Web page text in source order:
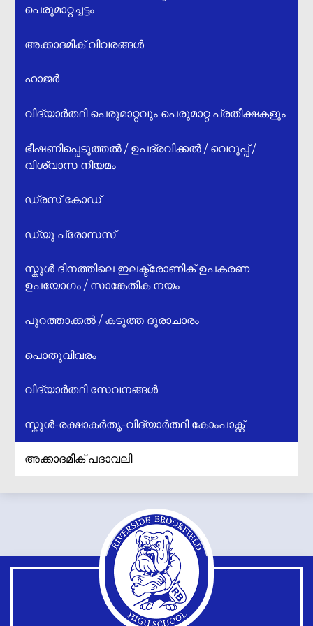
പെരുമാറ്റച്ചട്ടം
അക്കാദമിക് വിവരങ്ങൾ
ഹാജർ
വിദ്യാർത്ഥി പെരുമാറ്റവും പെരുമാറ്റ പ്രതീക്ഷകളും
ഭീഷണിപ്പെടുത്തൽ / ഉപദ്രവിക്കൽ / വെറുപ്പ് /
വിശ്വാസ നിയമം
ഡ്രസ് കോഡ്
ഡ്യൂ പ്രോസസ്
സ്കൂൾ ദിനത്തിലെ ഇലക്ട്രോണിക് ഉപകരണ
ഉപയോഗം / സാങ്കേതിക നയം
പുറത്താക്കൽ / കടുത്ത ദുരാചാരം
പൊതുവിവരം
വിദ്യാർത്ഥി സേവനങ്ങൾ
സ്കൂൾ-രക്ഷാകർതൃ-വിദ്യാർത്ഥി കോംപാക്റ്റ്
അക്കാദമിക് പദാവലി